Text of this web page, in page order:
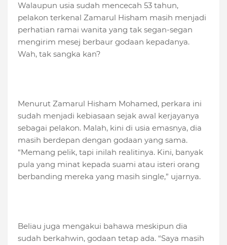
Walaupun usia sudah mencecah 53 tahun,
pelakon terkenal Zamarul Hisham masih menjadi
perhatian ramai wanita yang tak segan-segan
mengirim mesej berbaur godaan kepadanya.
Wah, tak sangka kan?
Menurut Zamarul Hisham Mohamed, perkara ini
sudah menjadi kebiasaan sejak awal kerjayanya
sebagai pelakon. Malah, kini di usia emasnya, dia
masih berdepan dengan godaan yang sama.
“Memang pelik, tapi inilah realitinya. Kini, banyak
pula yang minat kepada suami atau isteri orang
berbanding mereka yang masih single,” ujarnya.
Beliau juga mengakui bahawa meskipun dia
sudah berkahwin, godaan tetap ada. “Saya masih